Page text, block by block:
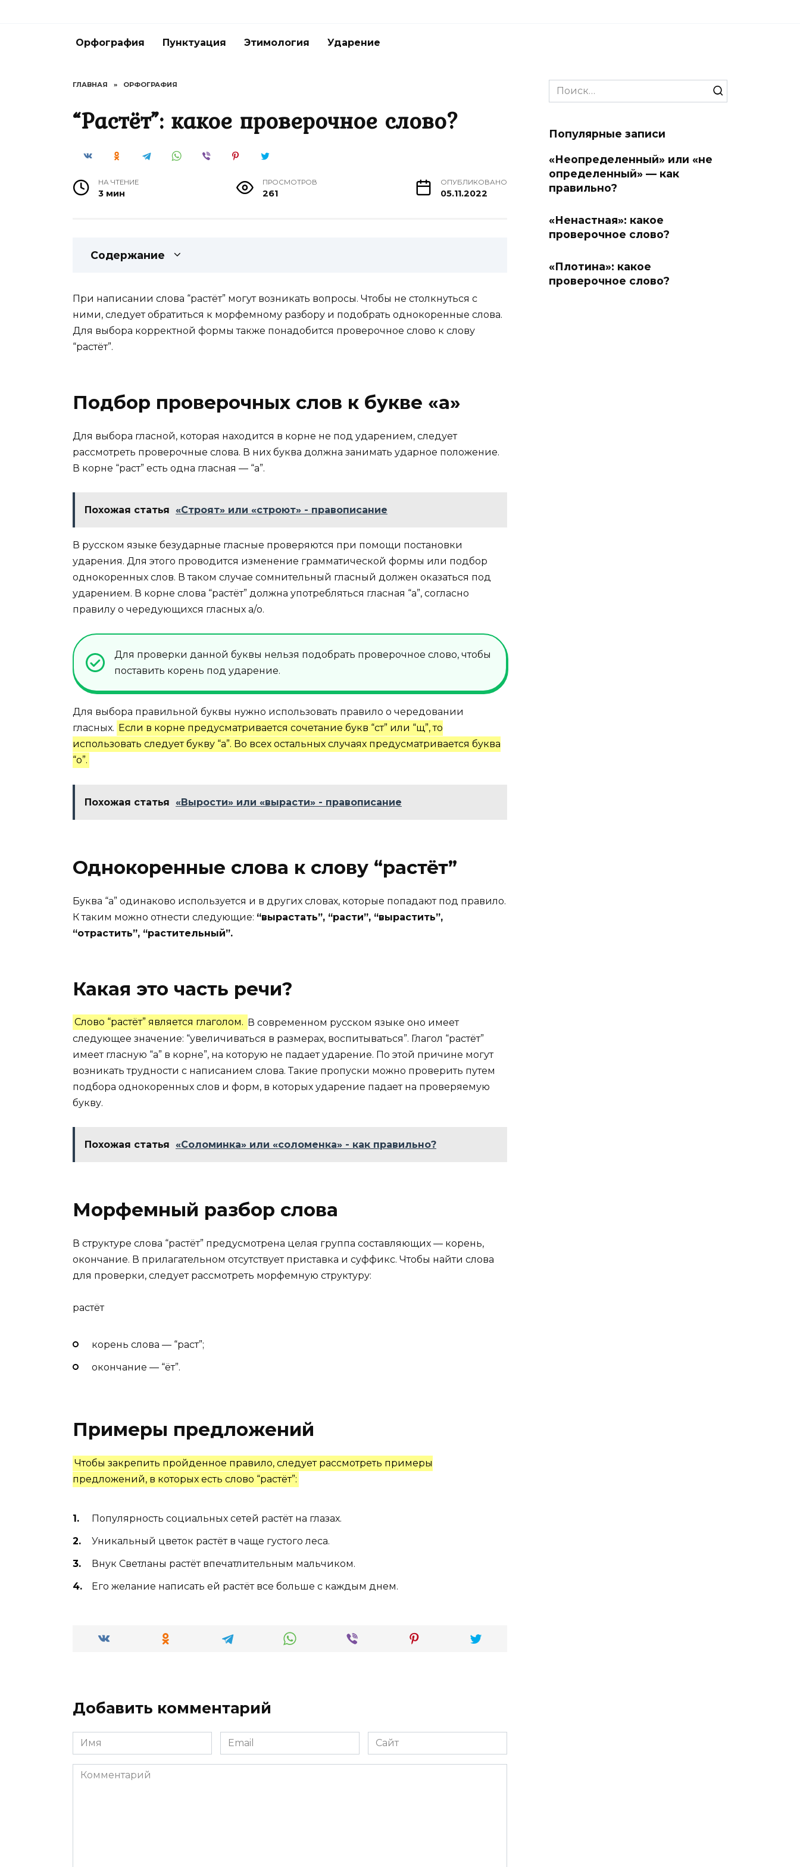
Орфография Пунктуация Этимология Ударение
ГЛАВНАЯ » ОРФОГРАФИЯ
“Растёт”: какое проверочное слово?
НА ЧТЕНИЕ
3 мин
ПРОСМОТРОВ
261
ОПУБЛИКОВАНО
05.11.2022
Содержание
При написании слова “растёт” могут возникать вопросы. Чтобы не столкнуться с
ними, следует обратиться к морфемному разбору и подобрать однокоренные слова.
Для выбора корректной формы также понадобится проверочное слово к слову
“растёт”.
Подбор проверочных слов к букве «а»
Для выбора гласной, которая находится в корне не под ударением, следует
рассмотреть проверочные слова. В них буква должна занимать ударное положение.
В корне “раст” есть одна гласная — “а”.
Похожая статья «Строят» или «строют» - правописание
В русском языке безударные гласные проверяются при помощи постановки
ударения. Для этого проводится изменение грамматической формы или подбор
однокоренных слов. В таком случае сомнительный гласный должен оказаться под
ударением. В корне слова “растёт” должна употребляться гласная “а”, согласно
правилу о чередующихся гласных а/о.
Для проверки данной буквы нельзя подобрать проверочное слово, чтобы
поставить корень под ударение.
Для выбора правильной буквы нужно использовать правило о чередовании
гласных. Если в корне предусматривается сочетание букв “ст” или “щ”, то
использовать следует букву “а”. Во всех остальных случаях предусматривается буква
“о”.
Похожая статья «Вырости» или «вырасти» - правописание
Однокоренные слова к слову “растёт”
Буква “а” одинаково используется и в других словах, которые попадают под правило.
К таким можно отнести следующие: “вырастать”, “расти”, “вырастить”,
“отрастить”, “растительный”.
Какая это часть речи?
Слово “растёт” является глаголом. В современном русском языке оно имеет
следующее значение: “увеличиваться в размерах, воспитываться”. Глагол “растёт”
имеет гласную “а” в корне”, на которую не падает ударение. По этой причине могут
возникать трудности с написанием слова. Такие пропуски можно проверить путем
подбора однокоренных слов и форм, в которых ударение падает на проверяемую
букву.
Похожая статья «Соломинка» или «соломенка» - как правильно?
Морфемный разбор слова
В структуре слова “растёт” предусмотрена целая группа составляющих — корень,
окончание. В прилагательном отсутствует приставка и суффикс. Чтобы найти слова
для проверки, следует рассмотреть морфемную структуру:
растёт
корень слова — “раст”;
окончание — “ёт”.
Примеры предложений
Чтобы закрепить пройденное правило, следует рассмотреть примеры
предложений, в которых есть слово “растёт”:
Популярность социальных сетей растёт на глазах.
Уникальный цветок растёт в чаще густого леса.
Внук Светланы растёт впечатлительным мальчиком.
Его желание написать ей растёт все больше с каждым днем.
Добавить комментарий
Имя
*
Email
*
Сайт
Комментарий
Search
for:
Популярные записи
«Неопределенный» или «не
определенный» — как
правильно?
«Ненастная»: какое
проверочное слово?
«Плотина»: какое
проверочное слово?